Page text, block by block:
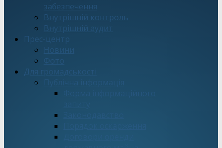
забезпечення
Внутрішній контроль
Внутрішній аудит
Прес-центр
Новини
Фото
Для громадськості
Публічна інформація